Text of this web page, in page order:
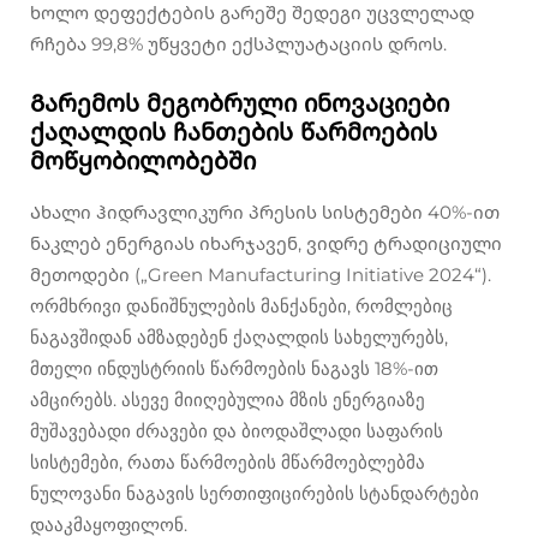
ხოლო დეფექტების გარეშე შედეგი უცვლელად
რჩება 99,8% უწყვეტი ექსპლუატაციის დროს.
Გარემოს მეგობრული ინოვაციები
ქაღალდის ჩანთების წარმოების
მოწყობილობებში
Ახალი ჰიდრავლიკური პრესის სისტემები 40%-ით
ნაკლებ ენერგიას იხარჯავენ, ვიდრე ტრადიციული
მეთოდები („Green Manufacturing Initiative 2024“).
ორმხრივი დანიშნულების მანქანები, რომლებიც
ნაგავშიდან ამზადებენ ქაღალდის სახელურებს,
მთელი ინდუსტრიის წარმოების ნაგავს 18%-ით
ამცირებს. ასევე მიიღებულია მზის ენერგიაზე
მუშავებადი ძრავები და ბიოდაშლადი საფარის
სისტემები, რათა წარმოების მწარმოებლებმა
ნულოვანი ნაგავის სერთიფიცირების სტანდარტები
დააკმაყოფილონ.